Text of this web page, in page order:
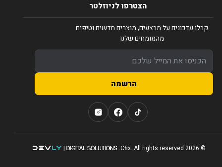
הצטרפו לניוזלטר
קבלו עדכונים על מבצעים, מוצרים חדשים וטיפים
מהמומחים שלנו
הרשמה
© 2026 Cfix. All rights reserved.